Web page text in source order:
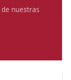
nuestras